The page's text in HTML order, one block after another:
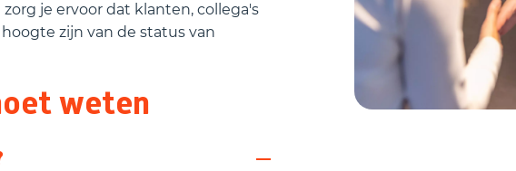
je ervoor dat klanten, collega's
zijn van de status van
weten